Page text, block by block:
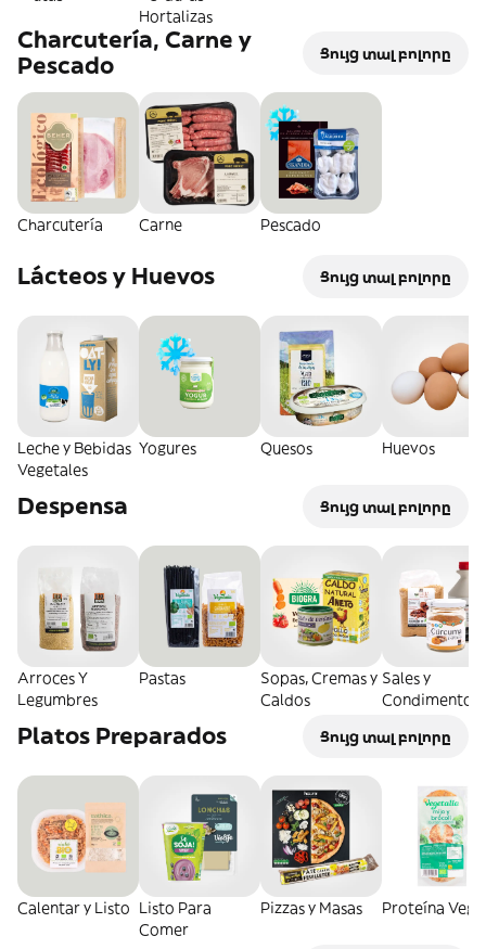
Hortalizas
Charcutería, Carne y
Pescado
Ցույց տալ բոլորը
Charcutería Carne Pescado
Lácteos y Huevos Ցույց տալ բոլորը
Leche y Bebidas
Vegetales
Yogures Quesos Huevos
Despensa Ցույց տալ բոլորը
Arroces Y
Legumbres
Pastas
Sopas, Cremas y
Caldos
Sales y
Condimentos
Platos Preparados Ցույց տալ բոլորը
Calentar y Listo Listo Para
Comer
Pizzas y Masas Proteína